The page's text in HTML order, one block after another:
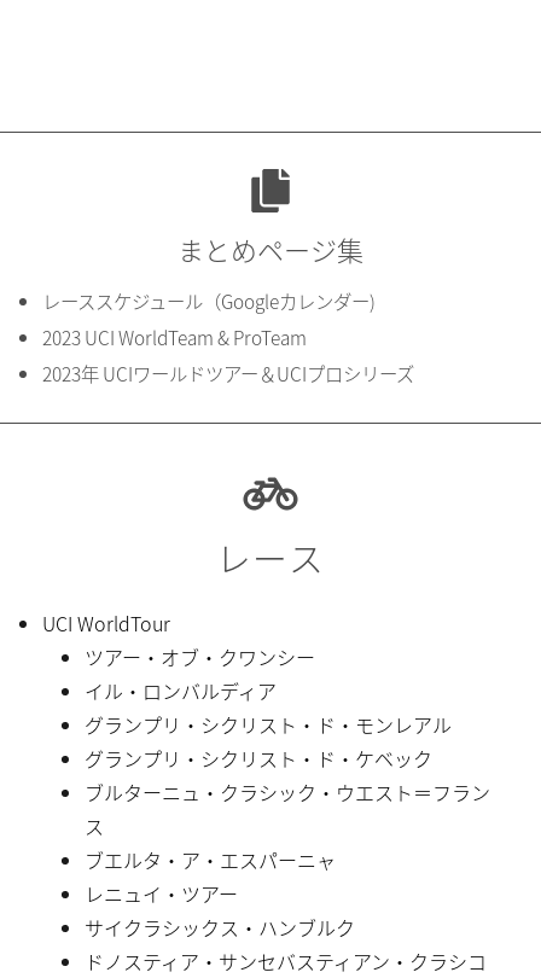
まとめページ集
レーススケジュール（Googleカレンダー)
2023 UCI WorldTeam & ProTeam
2023年 UCIワールドツアー＆UCIプロシリーズ
レース
UCI WorldTour
ツアー・オブ・クワンシー
イル・ロンバルディア
グランプリ・シクリスト・ド・モンレアル
グランプリ・シクリスト・ド・ケベック
ブルターニュ・クラシック・ウエスト＝フラン
ス
ブエルタ・ア・エスパーニャ
レニュイ・ツアー
サイクラシックス・ハンブルク
ドノスティア・サンセバスティアン・クラシコ